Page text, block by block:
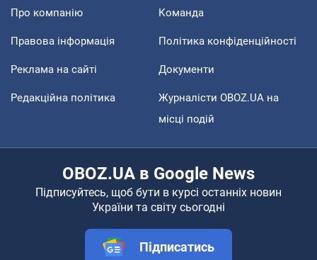
Про компанію Команда
Правова інформація Політика конфіденційності
Реклама на сайті Документи
Редакційна політика
Журналісти OBOZ.UA на
місці подій
OBOZ.UA в Google News
Підписуйтесь, щоб бути в курсі останніх новин
України та світу сьогодні
Підписатись